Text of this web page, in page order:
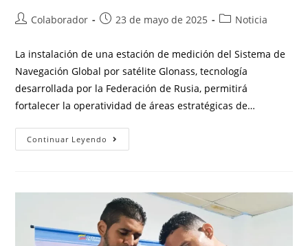
Colaborador 23 de mayo de 2025 Noticia
La instalación de una estación de medición del Sistema de
Navegación Global por satélite Glonass, tecnología
desarrollada por la Federación de Rusia, permitirá
fortalecer la operatividad de áreas estratégicas de…
Continuar Leyendo